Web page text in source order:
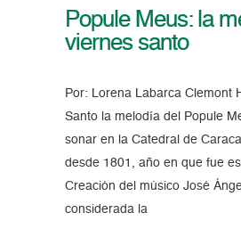
Popule Meus: la
viernes santo
Por: Lorena Labarca Clemont
Santo la melodía del Popule
sonar en la Catedral de
desde 1801, año en que fue
Creación del músico José
considerada la